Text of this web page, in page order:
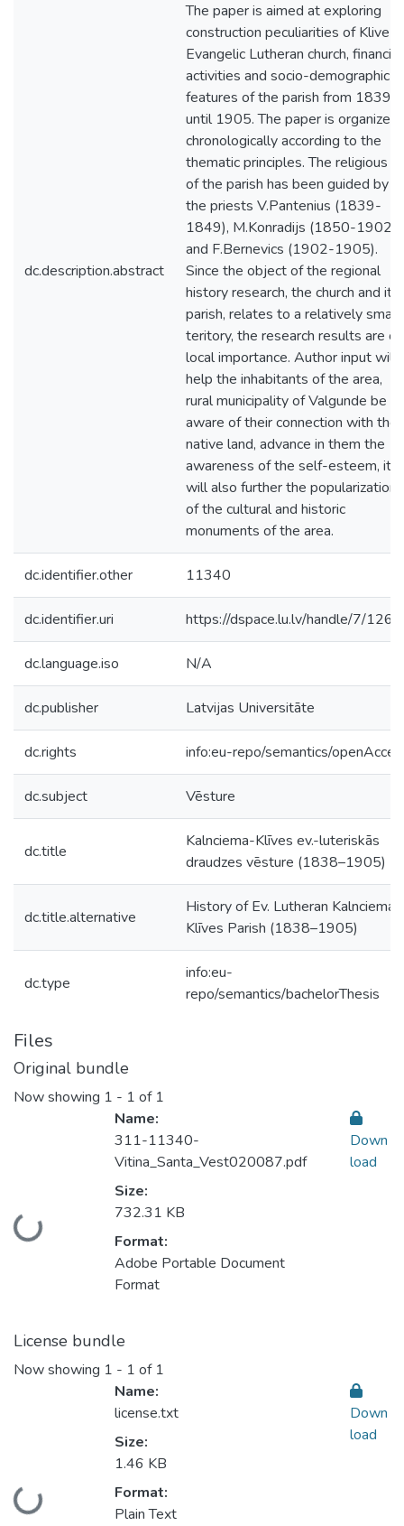
dc.description.abstract
The paper is aimed at exploring
construction peculiarities of Klive
Evangelic Lutheran church, financial
activities and socio-demographic
features of the parish from 1839
until 1905. The paper is organized
chronologically according to the
thematic principles. The religious
of the parish has been guided by
the priests V.Pantenius (1839-
1849), M.Konradijs (1850-1902)
and F.Bernevics (1902-1905).
Since the object of the regional
history research, the church and its
parish, relates to a relatively small
teritory, the research results are of
local importance. Author input will
help the inhabitants of the area,
rural municipality of Valgunde be
aware of their connection with the
native land, advance in them the
awareness of the self-esteem, it
will also further the popularization
of the cultural and historic
monuments of the area.
dc.identifier.other 11340
dc.identifier.uri https://dspace.lu.lv/handle/7/
dc.language.iso N/A
dc.publisher Latvijas Universitāte
dc.rights info:eu-repo/semantics/
dc.subject Vēsture
dc.title
Kalnciema-Klīves ev.-luteriskās
draudzes vēsture (1838–1905)
dc.title.alternative
History of Ev. Lutheran Kalnciema–
Klīves Parish (1838–1905)
dc.type
info:eu-
repo/semantics/bachelorThesis
Files
Original bundle
Now showing 1 - 1 of 1
Loading...
Name:
311-11340-
Vitina_Santa_Vest020087.pdf
Size:
732.31 KB
Format:
Adobe Portable Document
Format
Down
load
License bundle
Now showing 1 - 1 of 1
Loading...
Name:
license.txt
Size:
1.46 KB
Format:
Plain Text
Down
load